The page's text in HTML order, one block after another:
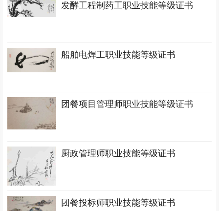
发酵工程制药工职业技能等级证书
船舶电焊工职业技能等级证书
团餐项目管理师职业技能等级证书
厨政管理师职业技能等级证书
团餐投标师职业技能等级证书